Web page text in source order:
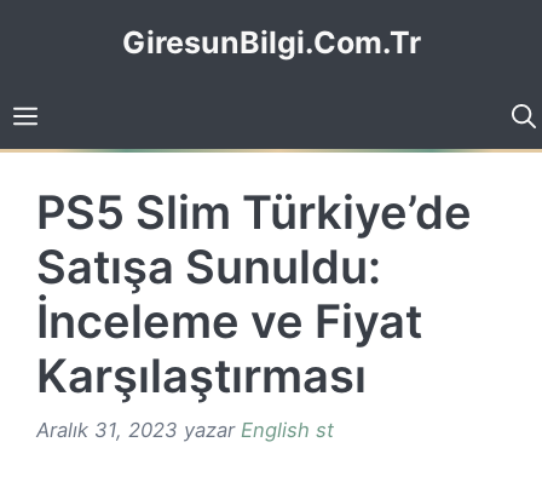
GiresunBilgi.Com.Tr
PS5 Slim Türkiye’de
Satışa Sunuldu:
İnceleme ve Fiyat
Karşılaştırması
Aralık 31, 2023 yazar English st